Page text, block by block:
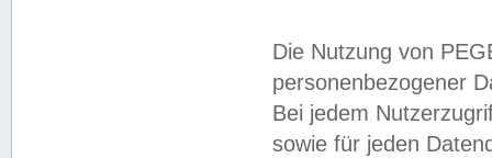
Die Nutzung von
personenbezogener
Bei jedem
sowie für jeden